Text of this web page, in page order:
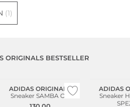
(1)
ORIGINALS BESTSELLER
ADIDAS ORIGINALS
Sneaker SAMBA OG
ADIDAS
Sneaker HANDBALL